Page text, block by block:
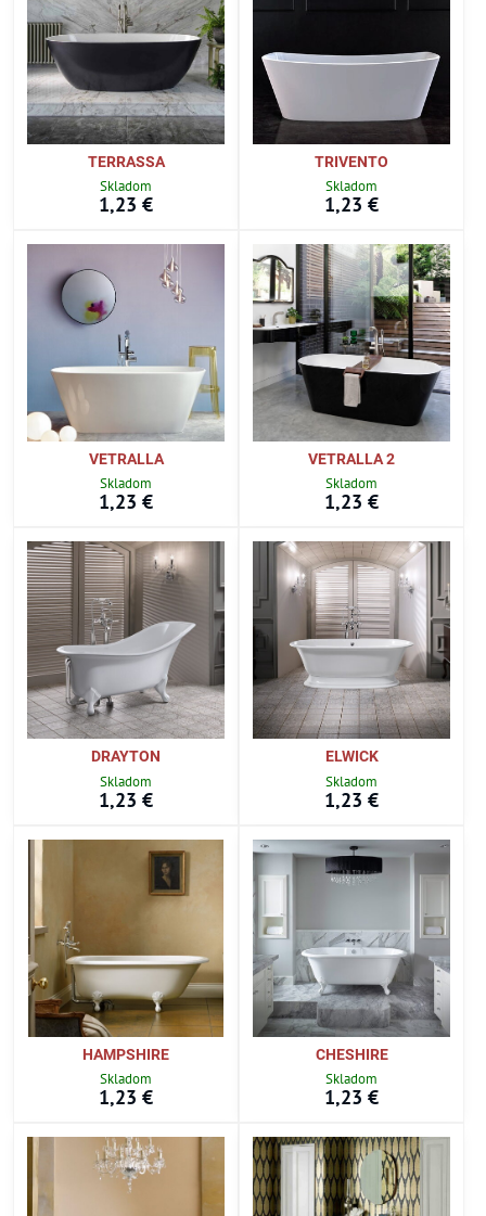
TERRASSA
Skladom
1,23 €
TRIVENTO
Skladom
1,23 €
VETRALLA
Skladom
1,23 €
VETRALLA 2
Skladom
1,23 €
DRAYTON
Skladom
1,23 €
ELWICK
Skladom
1,23 €
HAMPSHIRE
Skladom
1,23 €
CHESHIRE
Skladom
1,23 €